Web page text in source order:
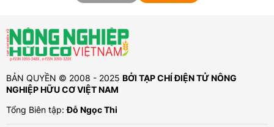
BẢN QUYỀN © 2008 - 2025 BỞI TẠP CHÍ ĐIỆN TỬ NÔNG
NGHIỆP HỮU CƠ VIỆT NAM
Tổng Biên tập:Đỗ Ngọc Thi